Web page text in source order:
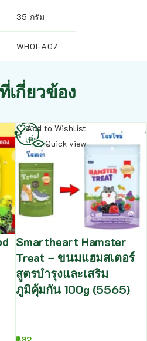
35 กรัม
WH01-A07
เกี่ยวข้อง
Add to Wishlist
Quick view
Smartheart Hamster
Treat – ขนมแฮมสเตอร์
สูตรบำรุงและเสริม
ภูมิคุ้มกัน 100g (5565)
อ่าน
เพิ่ม